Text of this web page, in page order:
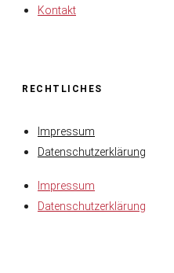
Kontakt
RECHTLICHES
Impressum
Datenschutzerklärung
Impressum
Datenschutzerklärung